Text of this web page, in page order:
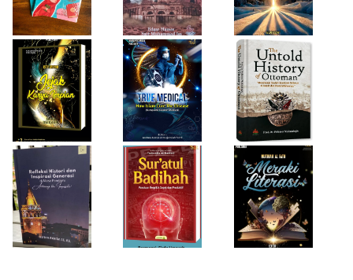
Buku Medis
Ottoman
Desi Wulan Sari
Refleksi Histori
dan Inspirasi
Generasi di Masa
Pandemi
“Achieving the
Impossible”
Firda Umayah
Sur'atul Badihah,
Panduan Berpikir
Cepat dan
Produktif
Sartinah
Rempaka
Literasiku